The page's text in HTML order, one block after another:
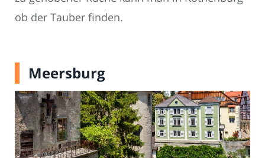
ob der Tauber finden.
Meersburg